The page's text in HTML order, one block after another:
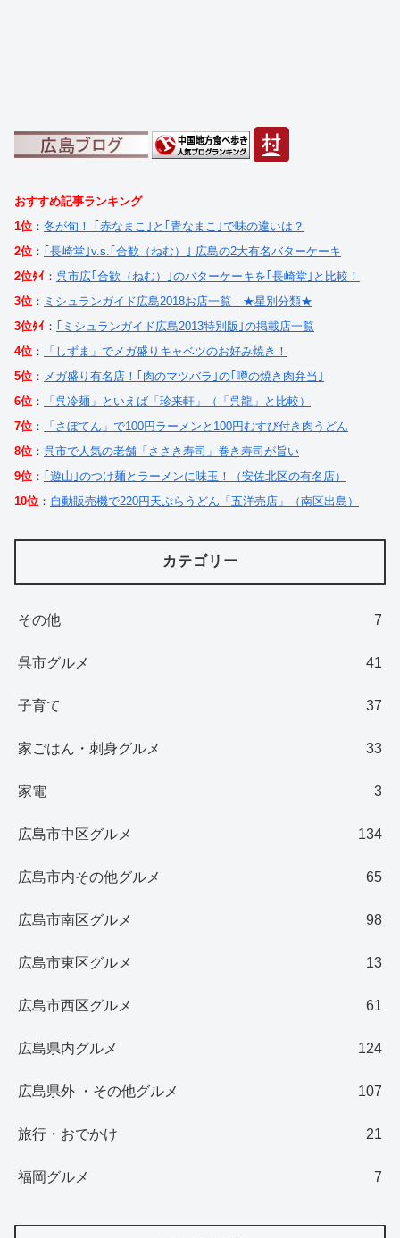
おすすめ記事ランキング
1位 ： 冬が旬！ ｢赤なまこ｣と｢青なまこ｣で味の違いは？
2位 ： ｢長崎堂｣v.s.｢合歓（ねむ）｣ 広島の2大有名バターケーキ
2位ﾀｲ ： 呉市広｢合歓（ねむ）｣のバターケーキを｢長崎堂｣と比較！
3位 ： ミシュランガイド広島2018お店一覧｜★星別分類★
3位ﾀｲ ： ｢ミシュランガイド広島2013特別版｣の掲載店一覧
4位 ：
「しずま」でメガ盛りキャベツのお好み焼き！
5位 ： メガ盛り有名店！｢肉のマツバラ｣の｢噂の焼き肉弁当｣
6位 ：
「呉冷麺」といえば「珍来軒」（「呉龍」と比較）
7位 ：
「さぼてん」で100円ラーメンと100円むすび付き肉うどん
8位 ： 呉市で人気の老舗「ささき寿司」巻き寿司が旨い
9位 ： ｢遊山｣のつけ麺とラーメンに味玉！（安佐北区の有名店）
10位 ： 自動販売機で220円天ぷらうどん「五洋売店」（南区出島）
カテゴリー
その他 7
呉市グルメ 41
子育て 37
家ごはん・刺身グルメ 33
家電 3
広島市中区グルメ 134
広島市内その他グルメ 65
広島市南区グルメ 98
広島市東区グルメ 13
広島市西区グルメ 61
広島県内グルメ 124
広島県外 ・その他グルメ 107
旅行・おでかけ 21
福岡グルメ 7